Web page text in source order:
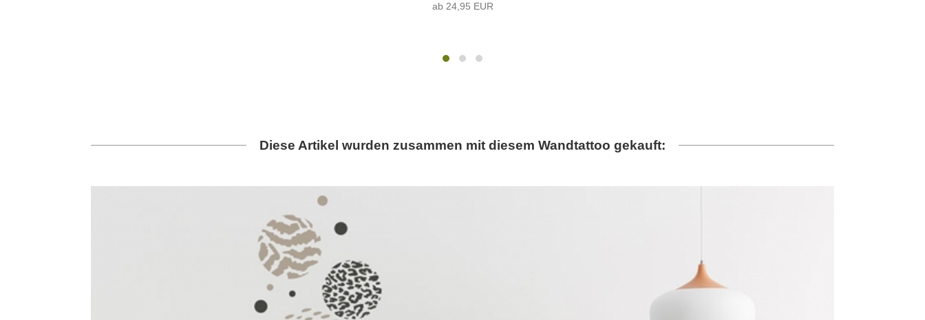
ab 24,95 EUR
Diese Artikel wurden zusammen mit diesem Wandtattoo gekauft: